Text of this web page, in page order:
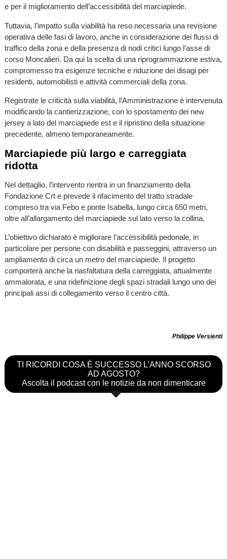
e per il miglioramento dell’accessibilità del marciapiede.
Tuttavia, l’impatto sulla viabilità ha reso necessaria una revisione
operativa delle fasi di lavoro, anche in considerazione dei flussi di
traffico della zona e della presenza di nodi critici lungo l’asse di
corso Moncalieri. Da qui la scelta di una riprogrammazione estiva,
compromesso tra esigenze tecniche e riduzione dei disagi per
residenti, automobilisti e attività commerciali della zona.
Registrate le criticità sulla viabilità, l’Amministrazione è intervenuta
modificando la cantierizzazione, con lo spostamento dei new
jersey a lato del marciapiede est e il ripristino della situazione
precedente, almeno temporaneamente.
Marciapiede più largo e carreggiata
ridotta
Nel dettaglio, l’intervento rientra in un finanziamento della
Fondazione Crt e prevede il rifacimento del tratto stradale
compreso tra via Febo e ponte Isabella, lungo circa 650 metri,
oltre all’allargamento del marciapiede sul lato verso la collina.
L’obiettivo dichiarato è migliorare l’accessibilità pedonale, in
particolare per persone con disabilità e passeggini, attraverso un
ampliamento di circa un metro del marciapiede. Il progetto
comporterà anche la riasfaltatura della carreggiata, attualmente
ammalorata, e una ridefinizione degli spazi stradali lungo uno dei
principali assi di collegamento verso il centro città.
Philippe Versienti
TI RICORDI COSA È SUCCESSO L’ANNO SCORSO
AD AGOSTO?
Ascolta il podcast con le notizie da non dimenticare